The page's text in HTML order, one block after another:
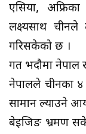
एसिया,
लक्ष्यसाथ चीनले
गरिसकेको छ ।
गत भदौमा नेपाल
नेपालले चीनका ४
सामान ल्याउने
बेइजिङ भ्रमण सकेर